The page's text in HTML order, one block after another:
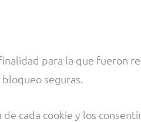
para la que fueron
seguras.
cada cookie y los